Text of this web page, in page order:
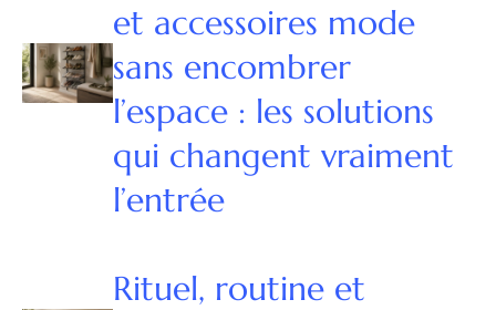
et accessoires mode
sans encombrer
l’espace : les solutions
qui changent vraiment
l’entrée
Rituel, routine et